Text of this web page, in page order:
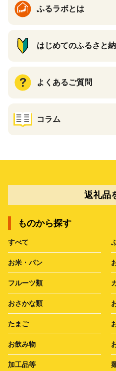
ふるラボとは
はじめてのふるさと
よくあるご質問
コラム
返礼品
ものから探す
すべて
お米・パン
フルーツ類
おさかな類
たまご
お飲み物
加工品等